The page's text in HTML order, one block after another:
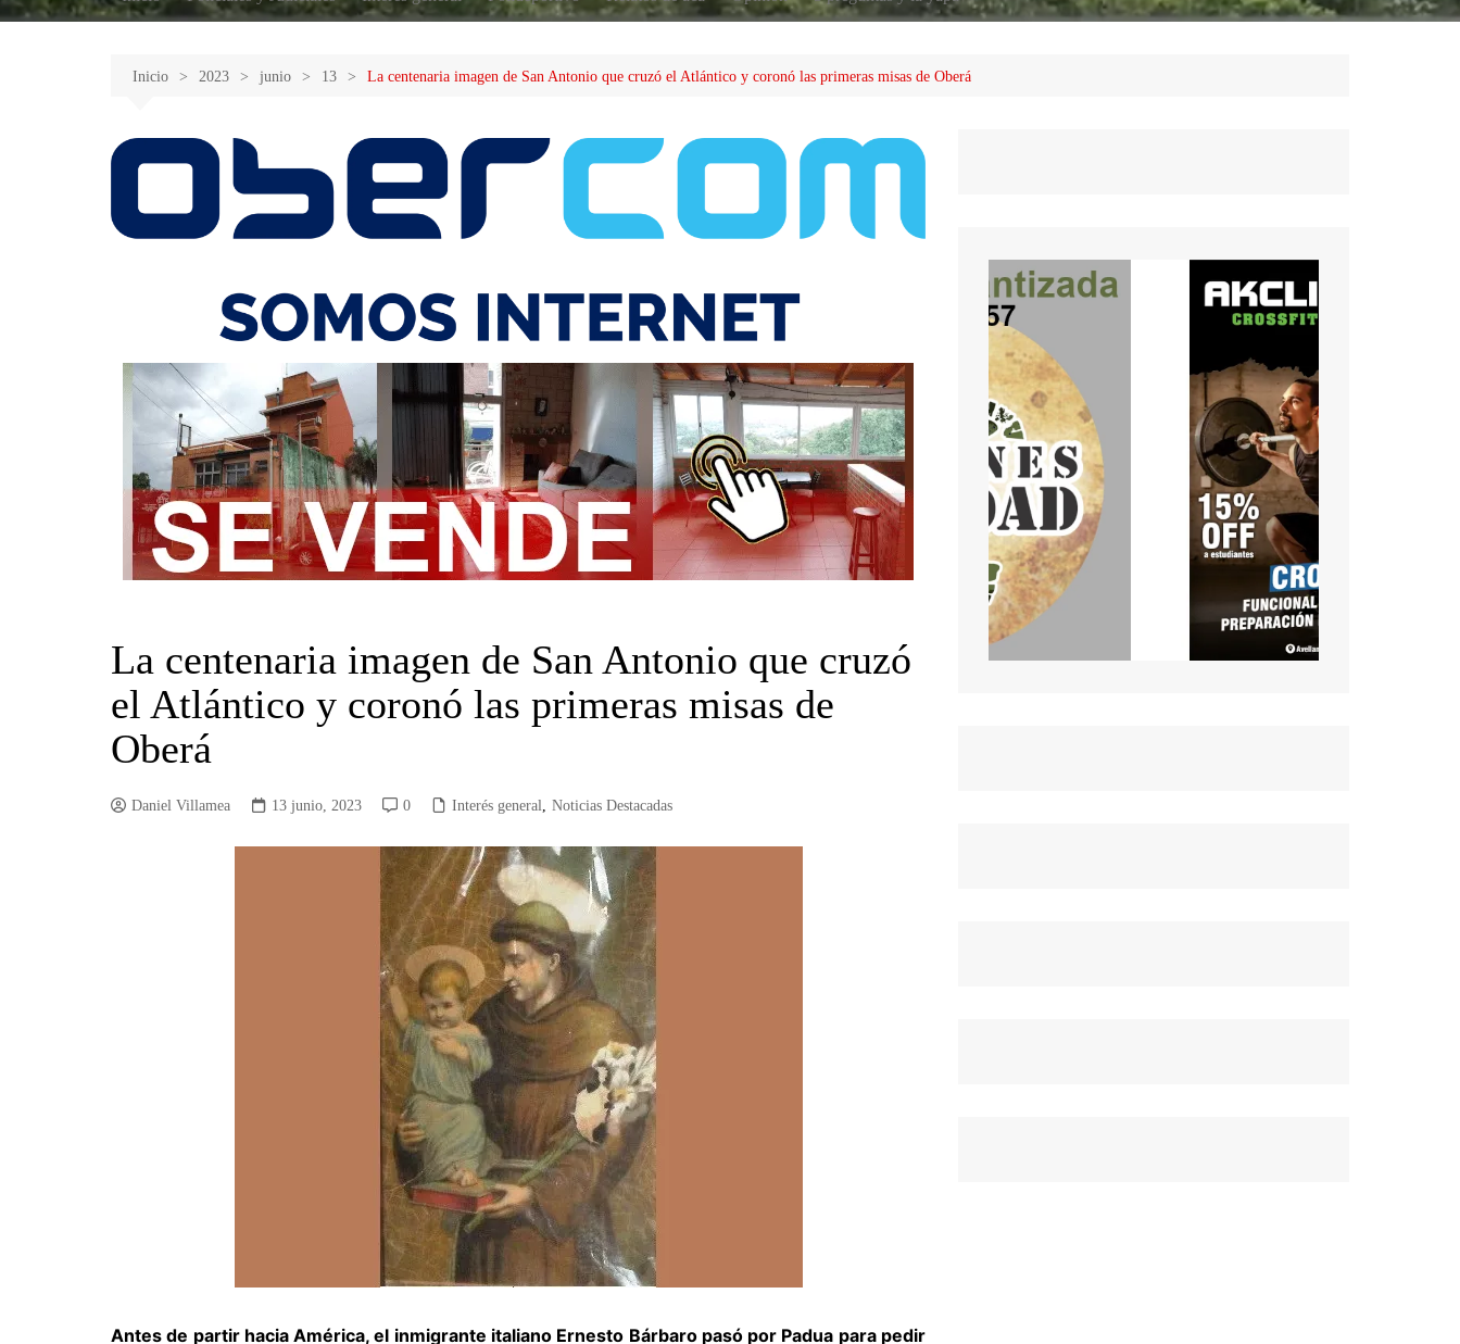
Inicio 2023 junio 13 La centenaria imagen de San Antonio que cruzó el Atlántico y coronó las primeras misas de Oberá
La centenaria imagen de San Antonio que cruzó
el Atlántico y coronó las primeras misas de
Oberá
Daniel Villamea 13 junio, 2023 0 Interés general, Noticias Destacadas
Antes de partir hacia América, el inmigrante italiano Ernesto Bárbaro pasó por Padua para pedir